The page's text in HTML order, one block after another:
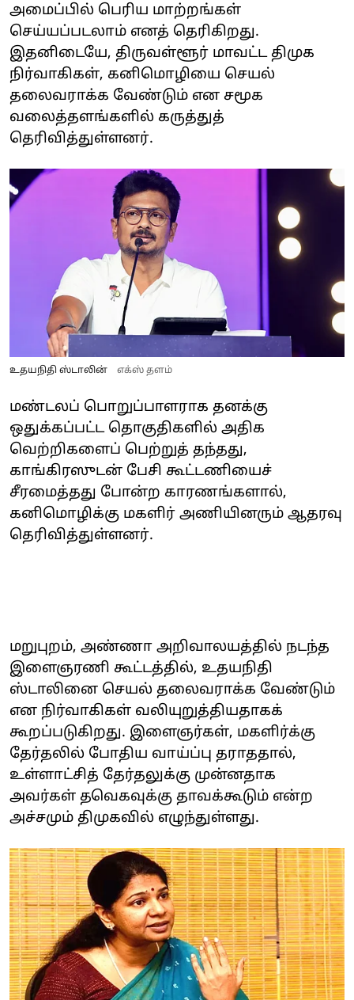
அமைப்பில் பெரிய மாற்றங்கள்
செய்யப்படலாம் எனத் தெரிகிறது.
இதனிடையே, திருவள்ளூர் மாவட்ட திமுக
நிர்வாகிகள், கனிமொழியை செயல்
தலைவராக்க வேண்டும் என சமூக
வலைத்தளங்களில் கருத்துத்
தெரிவித்துள்ளனர்.
உதயநிதி ஸ்டாலின் எக்ஸ் தளம்
மண்டலப் பொறுப்பாளராக தனக்கு
ஒதுக்கப்பட்ட தொகுதிகளில் அதிக
வெற்றிகளைப் பெற்றுத் தந்தது,
காங்கிரஸுடன் பேசி கூட்டணியைச்
சீரமைத்தது போன்ற காரணங்களால்,
கனிமொழிக்கு மகளிர் அணியினரும் ஆதரவு
தெரிவித்துள்ளனர்.
மறுபுறம், அண்ணா அறிவாலயத்தில் நடந்த
இளைஞரணி கூட்டத்தில், உதயநிதி
ஸ்டாலினை செயல் தலைவராக்க வேண்டும்
என நிர்வாகிகள் வலியுறுத்தியதாகக்
கூறப்படுகிறது. இளைஞர்கள், மகளிர்க்கு
தேர்தலில் போதிய வாய்ப்பு தராததால்,
உள்ளாட்சித் தேர்தலுக்கு முன்னதாக
அவர்கள் தவெகவுக்கு தாவக்கூடும் என்ற
அச்சமும் திமுகவில் எழுந்துள்ளது.